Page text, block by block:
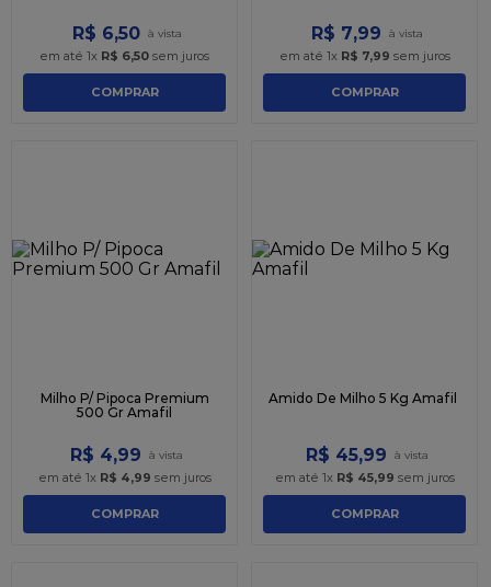
R$ 6,50
em até 1x R$ 6,50 sem juros
COMPRAR
R$ 7,99
em até 1x R$ 7,99 sem juros
COMPRAR
Milho P/ Pipoca Premium
500 Gr Amafil
R$ 4,99
em até 1x R$ 4,99 sem juros
COMPRAR
Amido De Milho 5 Kg Amafil
R$ 45,99
em até 1x R$ 45,99 sem juros
COMPRAR